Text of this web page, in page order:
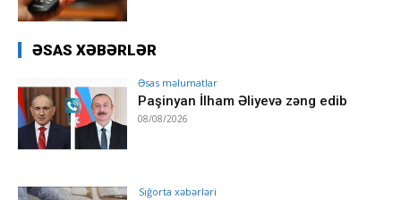
ƏSAS XƏBƏRLƏR
Əsas məlumatlar
Paşinyan İlham Əliyevə zəng edib
08/08/2026
Sığorta xəbərləri